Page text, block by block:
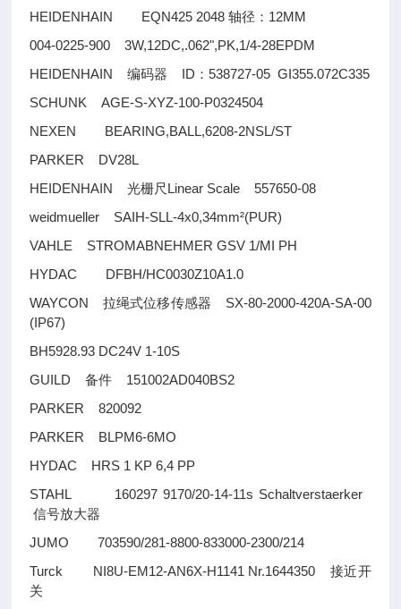
HEIDENHAIN EQN425 2048轴径： 12MM
004-0225-900 3W,12DC,.062",PK,1/4-28EPDM
HEIDENHAIN编码器 ID ：538727-05 GI355.072C335
SCHUNK AGE-S-XYZ-100-P0324504
NEXEN BEARING,BALL,6208-2NSL/ST
PARKER DV28L
HEIDENHAIN光栅尺 Linear Scale 557650-08
weidmueller SAIH-SLL-4x0,34mm²(PUR)
VAHLE STROMABNEHMER GSV 1/MI PH
HYDAC DFBH/HC0030Z10A1.0
WAYCON拉绳式位移传感器 SX-80-2000-420A-SA-00
(IP67)
BH5928.93 DC24V 1-10S
GUILD备件 151002AD040BS2
PARKER 820092
PARKER BLPM6-6MO
HYDAC HRS 1 KP 6,4 PP
STAHL 160297 9170/20-14-11s Schaltverstaerker
信号放大器
JUMO 703590/281-8800-833000-2300/214
Turck NI8U-EM12-AN6X-H1141 Nr.1644350接近开
关